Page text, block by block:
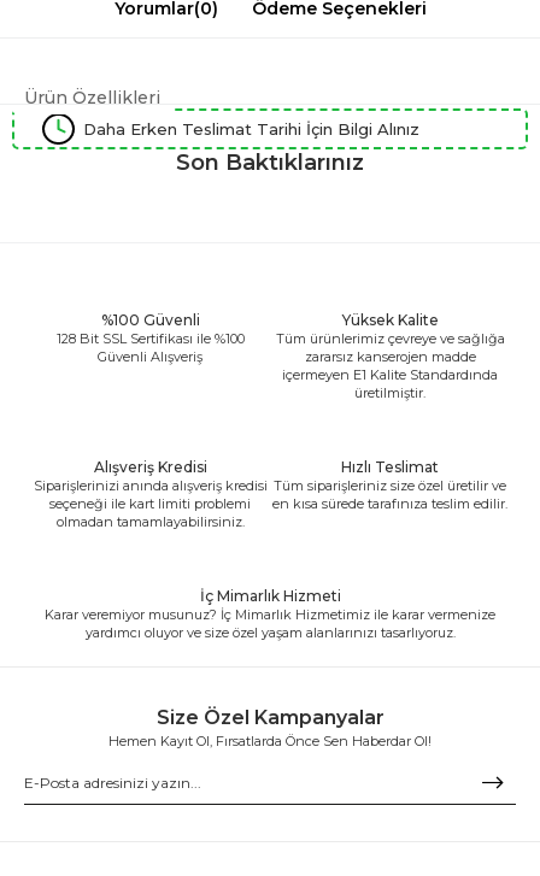
Yorumlar(0) Ödeme Seçenekleri
Ürün Özellikleri
Daha Erken Teslimat Tarihi İçin Bilgi Alınız
Son Baktıklarınız
%100 Güvenli
128 Bit SSL Sertifikası ile %100
Güvenli Alışveriş
Yüksek Kalite
Tüm ürünlerimiz çevreye ve sağlığa
zararsız kanserojen madde
içermeyen E1 Kalite Standardında
üretilmiştir.
Alışveriş Kredisi
Siparişlerinizi anında alışveriş kredisi
seçeneği ile kart limiti problemi
olmadan tamamlayabilirsiniz.
Hızlı Teslimat
Tüm siparişleriniz size özel üretilir ve
en kısa sürede tarafınıza teslim edilir.
İç Mimarlık Hizmeti
Karar veremiyor musunuz? İç Mimarlık Hizmetimiz ile karar vermenize
yardımcı oluyor ve size özel yaşam alanlarınızı tasarlıyoruz.
Size Özel Kampanyalar
Hemen Kayıt Ol, Fırsatlarda Önce Sen Haberdar Ol!